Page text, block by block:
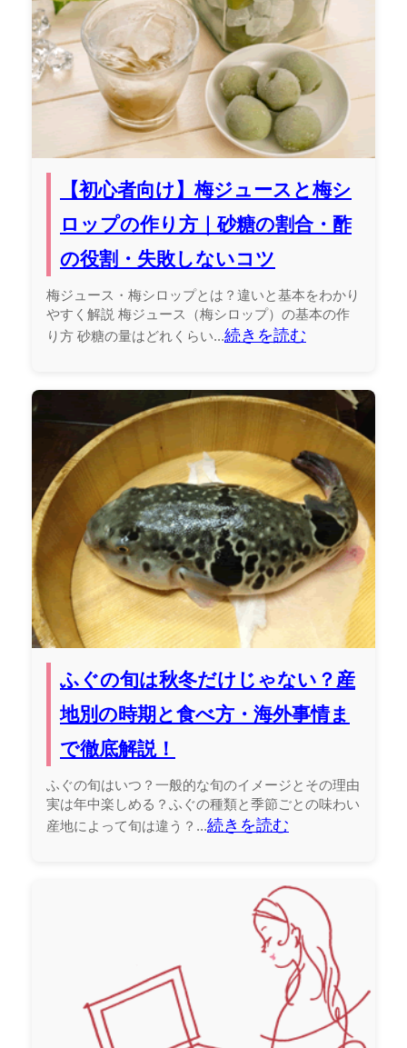
【初心者向け】梅ジュースと梅シ
ロップの作り方｜砂糖の割合・酢
の役割・失敗しないコツ
梅ジュース・梅シロップとは？違いと基本をわかり
やすく解説 梅ジュース（梅シロップ）の基本の作
り方 砂糖の量はどれくらい...続きを読む
ふぐの旬は秋冬だけじゃない？産
地別の時期と食べ方・海外事情ま
で徹底解説！
ふぐの旬はいつ？一般的な旬のイメージとその理由
実は年中楽しめる？ふぐの種類と季節ごとの味わい
産地によって旬は違う？...続きを読む